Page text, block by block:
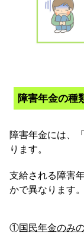
障害年金の種
障害年金には、「
ります。
支給される障害年
かで異なります。
①国民年金のみ